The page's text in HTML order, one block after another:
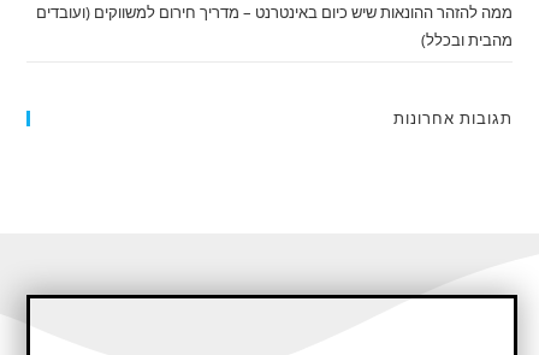
ממה להזהר ההונאות שיש כיום באינטרנט – מדריך חירום למשווקים (ועובדים
מהבית ובכלל)
תגובות אחרונות